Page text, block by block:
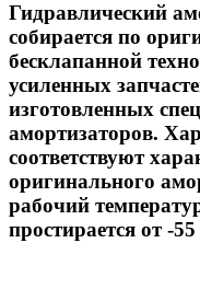
Гидравлический
собирается по
бесклапанной
усиленных
изготовленных
амортизаторов.
соответствуют
оригинального
рабочий
простирается от -